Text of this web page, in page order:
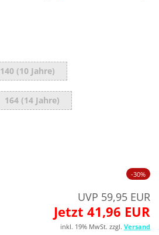
140 (10 Jahre)
164 (14 Jahre)
-30%
UVP 59,95 EUR
Jetzt 41,96 EUR
inkl. 19% MwSt. zzgl. Versand